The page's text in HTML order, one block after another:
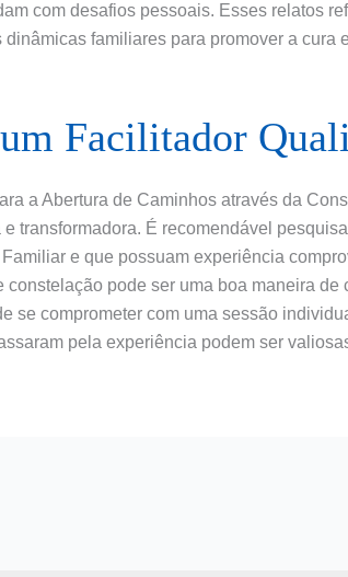
com desafios pessoais. Esses relatos
familiares para promover a cura
Facilitador
a Abertura de Caminhos através da
transformadora. É recomendável
e que possuam experiência
constelação pode ser uma boa maneira de
se comprometer com uma sessão
pela experiência podem ser